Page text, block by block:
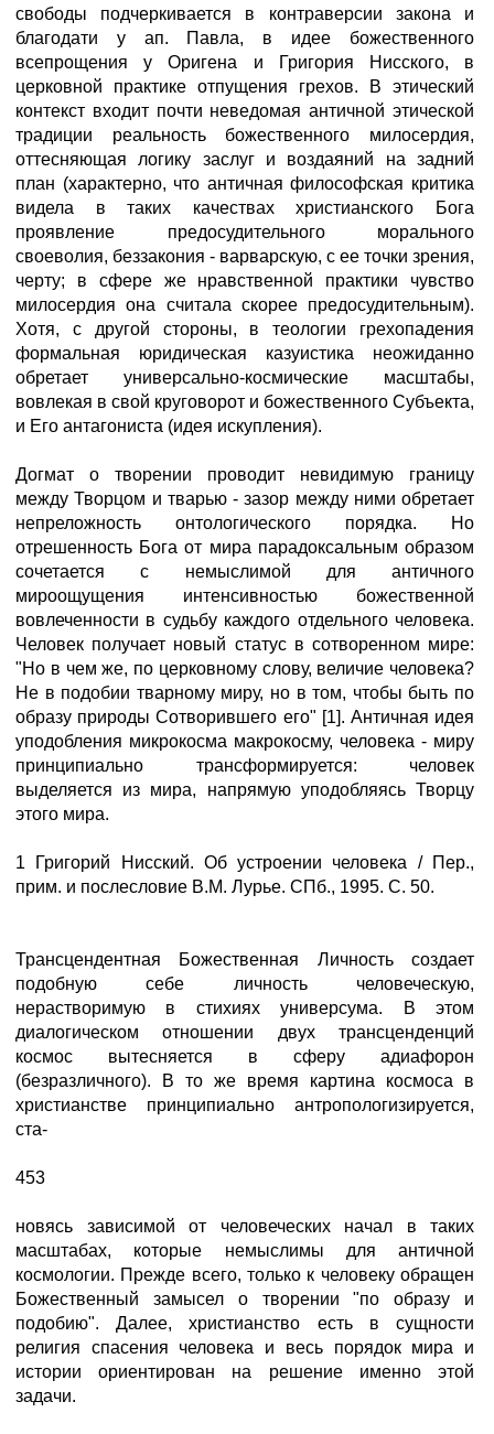
свободы подчеркивается в контраверсии закона и
благодати у ап. Павла, в идее божественного
всепрощения у Оригена и Григория Нисского, в
церковной практике отпущения грехов. В этический
контекст входит почти неведомая античной этической
традиции реальность божественного милосердия,
оттесняющая логику заслуг и воздаяний на задний
план (характерно, что античная философская критика
видела в таких качествах христианского Бога
проявление предосудительного морального
своеволия, беззакония - варварскую, с ее точки зрения,
черту; в сфере же нравственной практики чувство
милосердия она считала скорее предосудительным).
Хотя, с другой стороны, в теологии грехопадения
формальная юридическая казуистика неожиданно
обретает универсально-космические масштабы,
вовлекая в свой круговорот и божественного Субъекта,
и Его антагониста (идея искупления).
Догмат о творении проводит невидимую границу
между Творцом и тварью - зазор между ними обретает
непреложность онтологического порядка. Но
отрешенность Бога от мира парадоксальным образом
сочетается с немыслимой для античного
мироощущения интенсивностью божественной
вовлеченности в судьбу каждого отдельного человека.
Человек получает новый статус в сотворенном мире:
"Но в чем же, по церковному слову, величие человека?
Не в подобии тварному миру, но в том, чтобы быть по
образу природы Сотворившего его" [1]. Античная идея
уподобления микрокосма макрокосму, человека - миру
принципиально трансформируется: человек
выделяется из мира, напрямую уподобляясь Творцу
этого мира.
1 Григорий Нисский. Об устроении человека / Пер.,
прим. и послесловие В.М. Лурье. СПб., 1995. С. 50.
Трансцендентная Божественная Личность создает
подобную себе личность человеческую,
нерастворимую в стихиях универсума. В этом
диалогическом отношении двух трансценденций
космос вытесняется в сферу адиафорон
(безразличного). В то же время картина космоса в
христианстве принципиально антропологизируется,
ста-
453
новясь зависимой от человеческих начал в таких
масштабах, которые немыслимы для античной
космологии. Прежде всего, только к человеку обращен
Божественный замысел о творении "по образу и
подобию". Далее, христианство есть в сущности
религия спасения человека и весь порядок мира и
истории ориентирован на решение именно этой
задачи.